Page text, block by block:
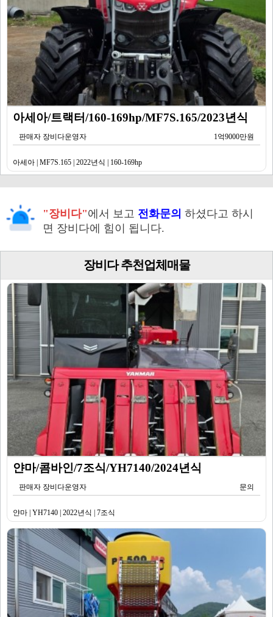
아세아/트랙터/160-169hp/MF7S.165/2023년식
판매자 장비다운영자 1억9000만원
아세아 | MF7S.165 | 2022년식 | 160-169hp
"장비다"에서 보고 전화문의 하셨다고 하시
면 장비다에 힘이 됩니다.
장비다 추천업체매물
얀마/콤바인/7조식/YH7140/2024년식
판매자 장비다운영자 문의
얀마 | YH7140 | 2022년식 | 7조식